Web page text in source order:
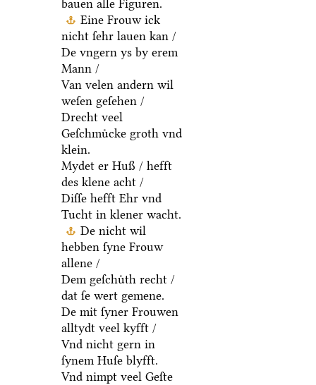
bauen alle Figuren.
Eine Frouw ick
nicht ſehr lauen kan /
De vngern ys by erem
Mann /
Van velen andern wil
weſen geſehen /
Drecht veel
Geſchmuͤcke groth vnd
klein.
Mydet er Huß / hefft
des klene acht /
Diſſe hefft Ehr vnd
Tucht in klener wacht.
De nicht wil
hebben ſyne Frouw
allene /
Dem geſchuͤth recht /
dat ſe wert gemene.
De mit ſyner Frouwen
alltydt veel kyfft /
Vnd nicht gern in
ſynem Huſe blyfft.
Vnd nimpt veel Geſte